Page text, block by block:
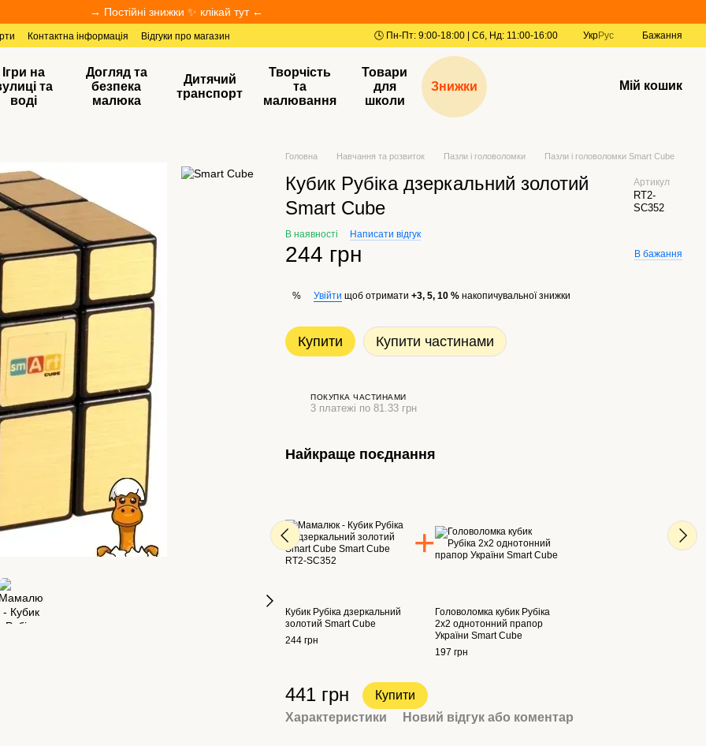
→ Постійні знижки ✨ клікай тут ←
Контактна інформація Відгуки про магазин УкрРус Бажання
Ігри на
та
воді
Догляд та
безпека
малюка
Дитячий
транспорт
Творчість
та
малювання
Товари
для
школи
Знижки Мій кошик
Головна Навчання та розвиток Пазли і головоломки Пазли і головоломки Smart Cube
Кубик Рубіка дзеркальний золотий
Smart Cube
Артикул
RT2-
SC352
В наявності Написати відгук
244 грн В бажання
% Увійти щоб отримати+3, 5, 10 % накопичувальної знижки
Купити Купити частинами
ПОКУПКА ЧАСТИНАМИ
3 платежі по 81.33 грн
Найкраще поєднання
Кубик Рубіка дзеркальний
золотий Smart Cube
244 грн
Головоломка кубик Рубіка
2х2 однотонний прапор
України Smart Cube
197 грн
441 грн Купити
Характеристики Новий відгук або коментар